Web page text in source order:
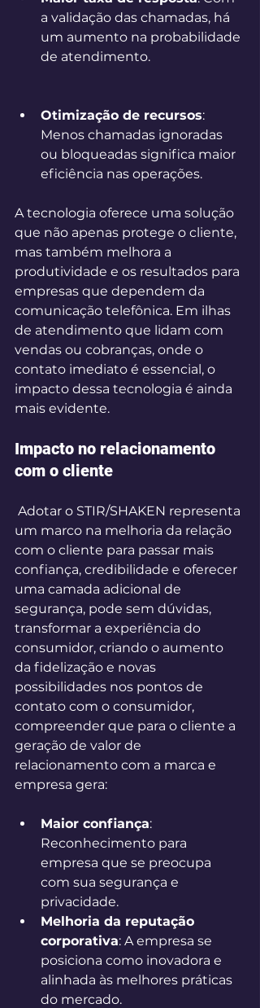
a validação das chamadas, há
um aumento na probabilidade
de atendimento.
Otimização de recursos:
Menos chamadas ignoradas
ou bloqueadas significa maior
eficiência nas operações.
A tecnologia oferece uma solução
que não apenas protege o cliente,
mas também melhora a
produtividade e os resultados para
empresas que dependem da
comunicação telefônica. Em ilhas
de atendimento que lidam com
vendas ou cobranças, onde o
contato imediato é essencial, o
impacto dessa tecnologia é ainda
mais evidente.
Impacto no relacionamento
com o cliente
Adotar o STIR/SHAKEN representa
um marco na melhoria da relação
com o cliente para passar mais
confiança, credibilidade e oferecer
uma camada adicional de
segurança, pode sem dúvidas,
transformar a experiência do
consumidor, criando o aumento
da fidelização e novas
possibilidades nos pontos de
contato com o consumidor,
compreender que para o cliente a
geração de valor de
relacionamento com a marca e
empresa gera:
Maior confiança:
Reconhecimento para
empresa que se preocupa
com sua segurança e
privacidade.
Melhoria da reputação
corporativa: A empresa se
posiciona como inovadora e
alinhada às melhores práticas
do mercado.